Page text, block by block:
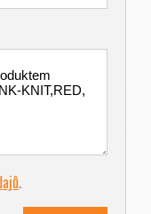
.